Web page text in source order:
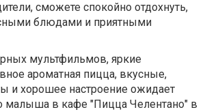
сможете спокойно отдохнуть,
блюдами и приятными
мультфильмов, яркие
ароматная пицца, вкусные,
и хорошее настроение ожидает
малыша в кафе "Пицца Челентано" в